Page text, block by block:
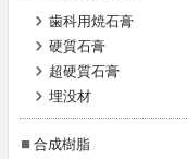
歯科用焼石膏
硬質石膏
超硬質石膏
埋没材
合成樹脂